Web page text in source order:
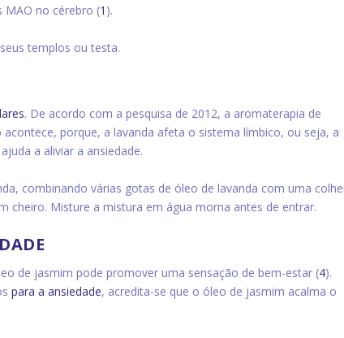
MAO no cérebro (1 ).
templos ou testa.
. De acordo com a pesquisa de 2012, a aromaterapia de
acontece, porque, a lavanda afeta o sistema límbico, ou seja, a
a aliviar a ansiedade.
combinando várias gotas de óleo de lavanda com uma
cheiro. Misture a mistura em água morna antes de entrar.
de jasmim pode promover uma sensação de bem-estar (4).
para a ansiedade, acredita-se que o óleo de jasmim acalma o